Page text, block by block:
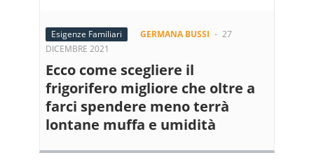
Esigenze Familiari GERMANA BUSSI - 27
DICEMBRE 2021
Ecco come scegliere il
frigorifero migliore che oltre a
farci spendere meno terrà
lontane muffa e umidità